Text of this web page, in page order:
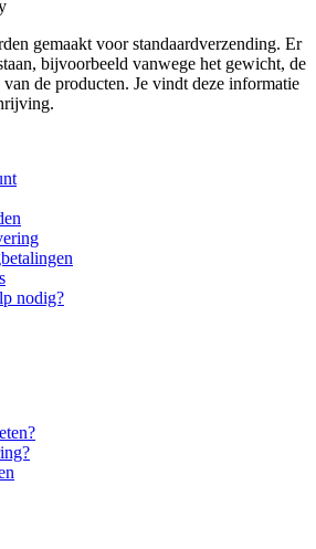
gemaakt voor standaardverzending. Er
bijvoorbeeld vanwege het gewicht, de
de producten. Je vindt deze informatie
nodig?